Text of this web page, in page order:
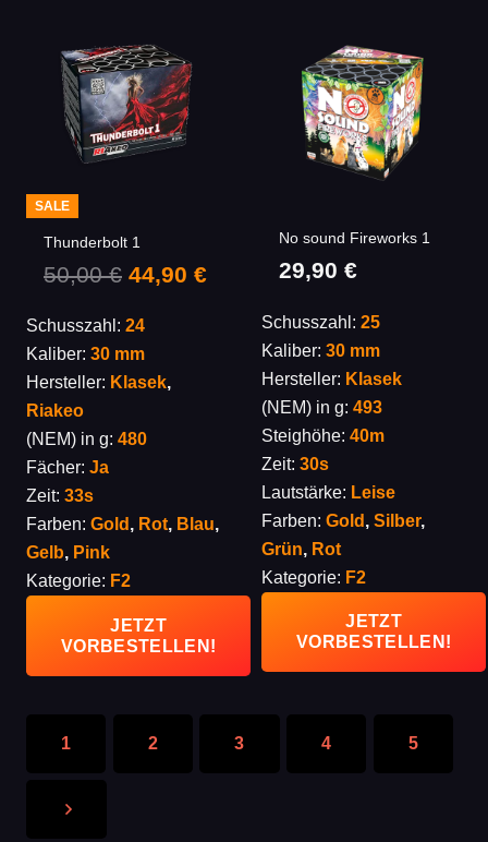
SALE
Thunderbolt 1
50,00€ Ursprünglicher
war:
50,00 €
44,90 €Aktueller
44,90 €.
Schusszahl: 24
Kaliber: 30 mm
Hersteller: Klasek,
Riakeo
(NEM) in g: 480
Fächer: Ja
Zeit: 33s
Farben: Gold , Rot, Blau,
Gelb, Pink
Kategorie: F2
JETZT
VORBESTELLEN!
No sound Fireworks 1
29,90 €
Schusszahl: 25
Kaliber: 30 mm
Hersteller: Klasek
(NEM) in g: 493
Steighöhe: 40m
Zeit: 30s
Lautstärke: Leise
Farben: Gold , Silber,
Grün, Rot
Kategorie: F2
JETZT
VORBESTELLEN!
1 2 3 4 5